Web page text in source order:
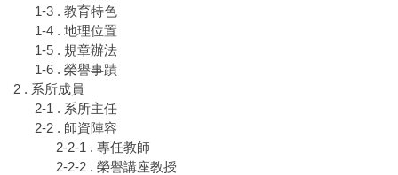
1-3 . 教育特色
1-4 . 地理位置
1-5 . 規章辦法
1-6 . 榮譽事蹟
2 . 系所成員
2-1 . 系所主任
2-2 . 師資陣容
2-2-1 . 專任教師
2-2-2 . 榮譽講座教授